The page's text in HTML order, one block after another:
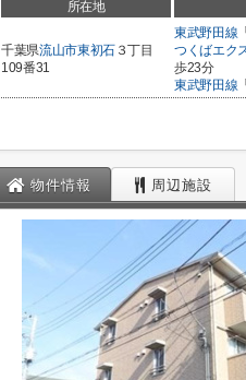
所在地
千葉県流山市東初石３丁目
109番31
東武野田線 「
つくばエク
歩23分
東武野田線 「
物件情報 周辺施設